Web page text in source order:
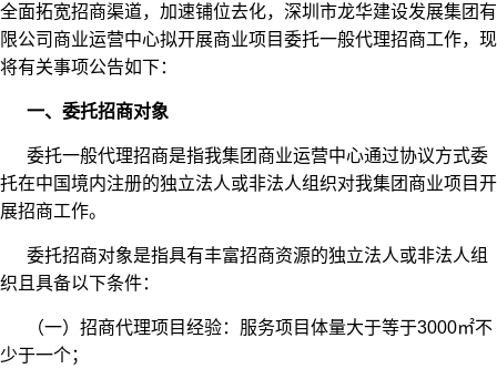
全面拓宽招商渠道，加速铺位去化，深圳市龙华建设发展集团有
限公司商业运营中心拟开展商业项目委托一般代理招商工作，现
将有关事项公告如下：
一、委托招商对象
委托一般代理招商是指我集团商业运营中心通过协议方式委
托在中国境内注册的独立法人或非法人组织对我集团商业项目开
展招商工作。
委托招商对象是指具有丰富招商资源的独立法人或非法人组
织且具备以下条件：
（一）招商代理项目经验：服务项目体量大于等于3000㎡不
少于一个；